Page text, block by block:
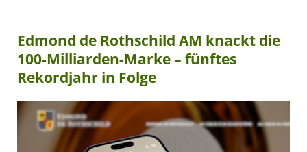
Edmond de Rothschild AM knackt die
100-Milliarden-Marke – fünftes
Rekordjahr in Folge